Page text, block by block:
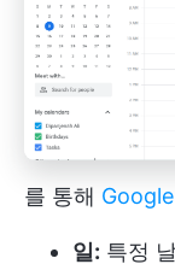
를 통해
일: 특정